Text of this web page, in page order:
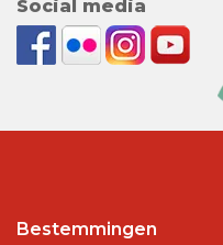
Social media
Bestemmingen